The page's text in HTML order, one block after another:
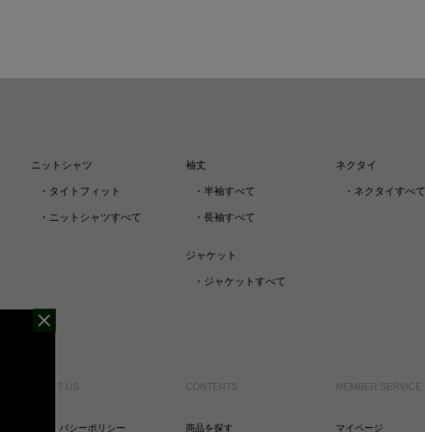
ニットシャツ
・ タイトフィット
・ ニットシャツすべて
袖丈
・ 半袖すべて
・ 長袖すべて
ジャケット
・ ジャケットすべて
ネクタイ
・ ネクタイすべて
ABOUT US
プライバシーポリシー
CONTENTS
商品を探す
MEMBER SERVICE
マイページ